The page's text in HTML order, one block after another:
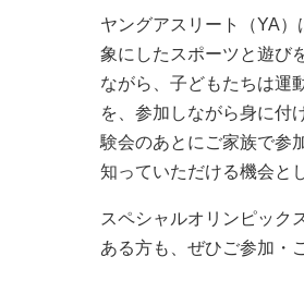
ヤングアスリート（YA
象にしたスポーツと遊び
ながら、子どもたちは運
を、参加しながら身に付
験会のあとにご家族で参
知っていただける機会と
スペシャルオリンピック
ある方も、ぜひご参加・